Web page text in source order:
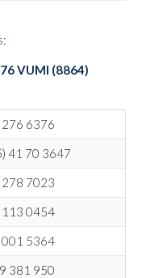
VUMI (8864)
6376
41 70 3647
7023
0454
5364
381 950